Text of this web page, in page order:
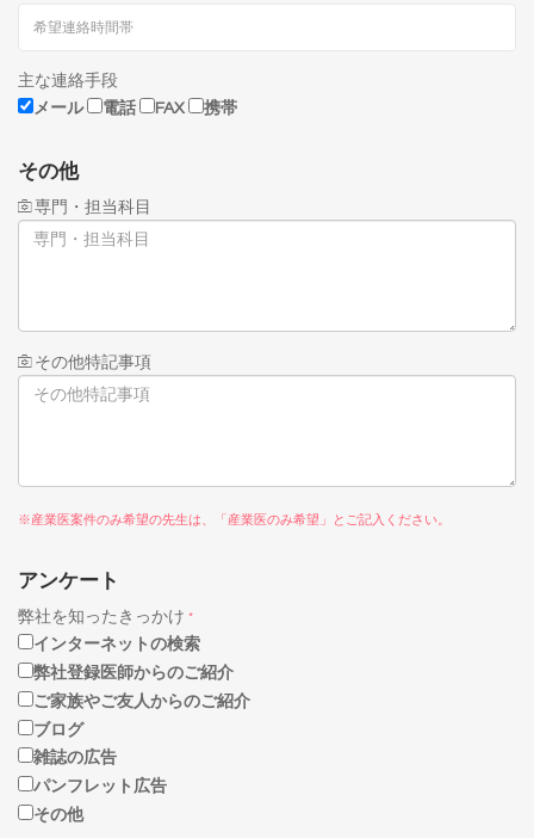
主な連絡手段
メール
電話 FAX 携帯
その他
専門・担当科目
その他特記事項
※産業医案件のみ希望の先生は、「産業医のみ希望」とご記入ください。
アンケート
弊社を知ったきっかけ *
インターネットの検索
弊社登録医師からのご紹介
ご家族やご友人からのご紹介
ブログ
雑誌の広告
パンフレット広告
その他